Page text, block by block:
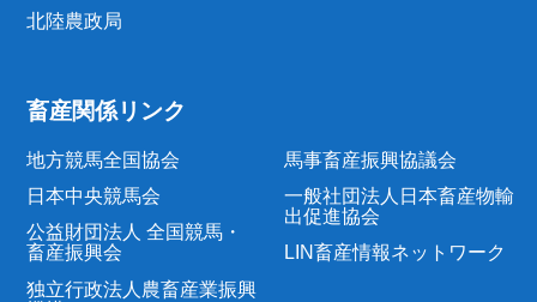
北陸農政局
畜産関係リンク
地方競馬全国協会
日本中央競馬会
公益財団法人 全国競馬・
畜産振興会
独立行政法人農畜産業振興
馬事畜産振興協議会
一般社団法人日本畜産物輸
出促進協会
LIN畜産情報ネットワーク